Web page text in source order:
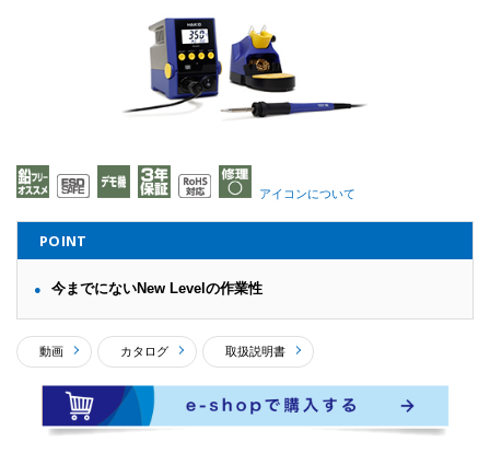
アイコンについて
POINT
今までにないNew Levelの作業性
動画 カタログ 取扱説明書